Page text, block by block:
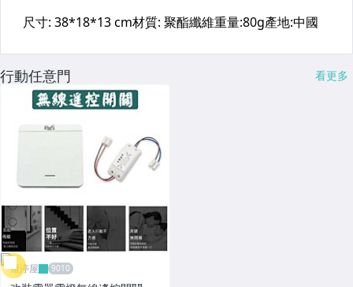
行動任意門 看更多
雁渟屋